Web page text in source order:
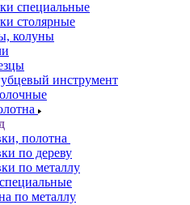
специальные
столярные
колуны
инструмент
полотна
по дереву
по металлу
по металлу